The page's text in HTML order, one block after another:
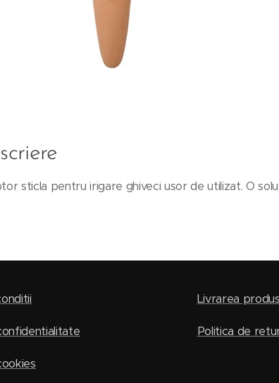
sticla pentru irigare ghiveci usor de utilizat. O
Livrarea
Politica de